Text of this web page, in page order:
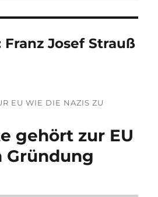
Franz Josef Strauß
EU WIE DIE NAZIS ZU
gehört zur EU
Gründung